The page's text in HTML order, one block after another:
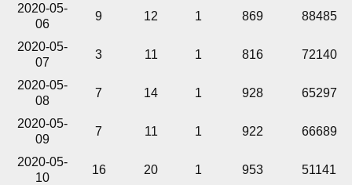
2020-05-
06
9 12 1 869 88485
2020-05-
07
3 11 1 816 72140
2020-05-
08
7 14 1 928 65297
2020-05-
09
7 11 1 922 66689
2020-05-
10
16 20 1 953 51141